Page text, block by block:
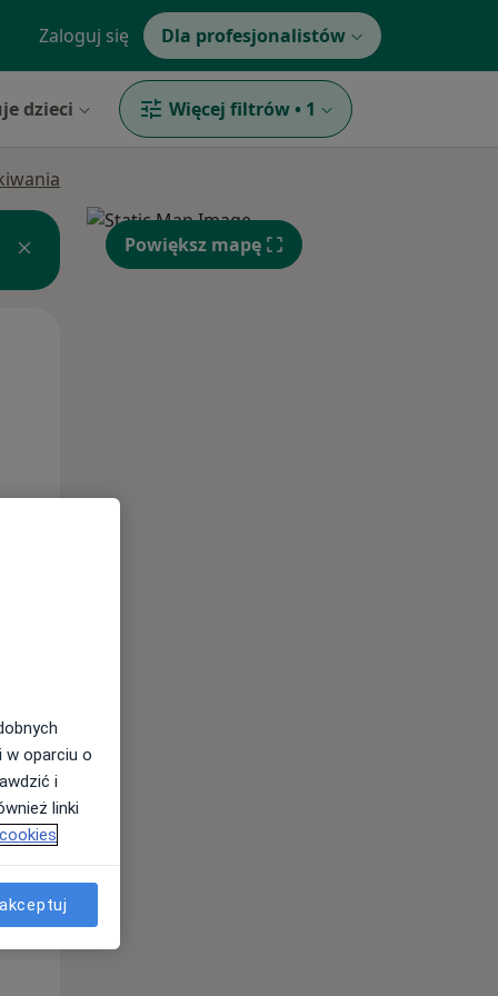
Zaloguj się Dla profesjonalistów
dzieci Więcej filtrów • 1
Powiększ mapę
w oparciu o
i
linki